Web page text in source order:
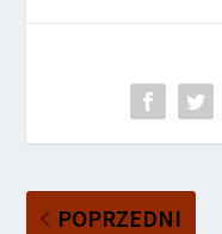
POPRZEDNI